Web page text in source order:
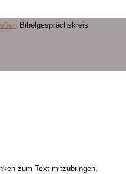
Bibelgesprächskreis
zum Text mitzubringen.